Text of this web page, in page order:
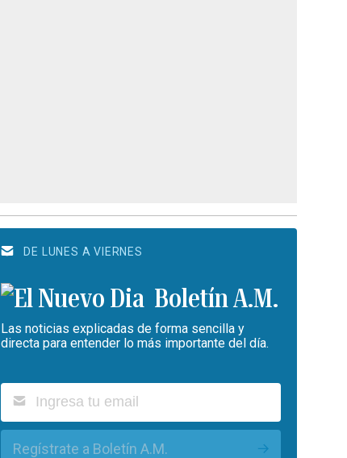
DE LUNES A VIERNES
Boletín A.M.
Las noticias explicadas de forma sencilla y
directa para entender lo más importante del día.
Regístrate a Boletín A.M.